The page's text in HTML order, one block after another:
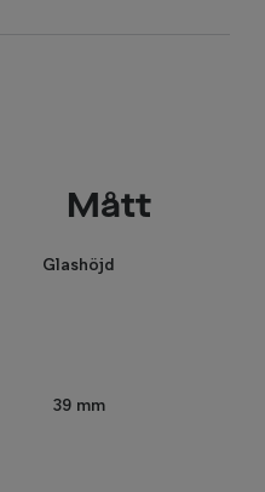
Mått
Glashöjd
39 mm